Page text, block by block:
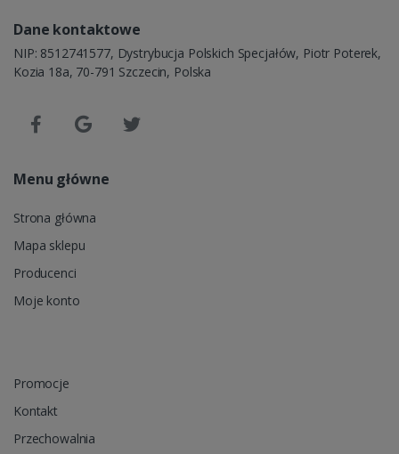
Dane kontaktowe
NIP: 8512741577, Dystrybucja Polskich Specjałów, Piotr Poterek,
Kozia 18a, 70-791 Szczecin, Polska
Menu główne
Strona główna
Mapa sklepu
Producenci
Moje konto
Promocje
Kontakt
Przechowalnia